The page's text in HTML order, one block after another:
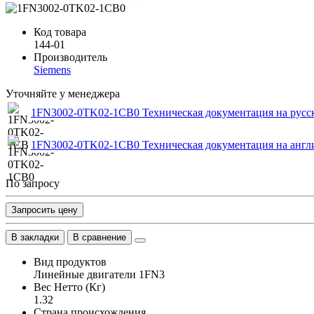
Код товара
144-01
Производитель
Siemens
Уточняйте у менеджера
1FN3002-0TK02-1CB0 Техническая документация на
1FN3002-0TK02-1CB0 Техническая документация на
По запросу
Запросить цену
В закладки В сравнение
Вид продуктов
Линейные двигатели 1FN3
Вес Нетто (Кг)
1.32